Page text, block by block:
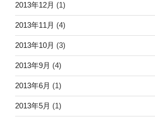
2013年12月 (1)
2013年11月 (4)
2013年10月 (3)
2013年9月 (4)
2013年6月 (1)
2013年5月 (1)